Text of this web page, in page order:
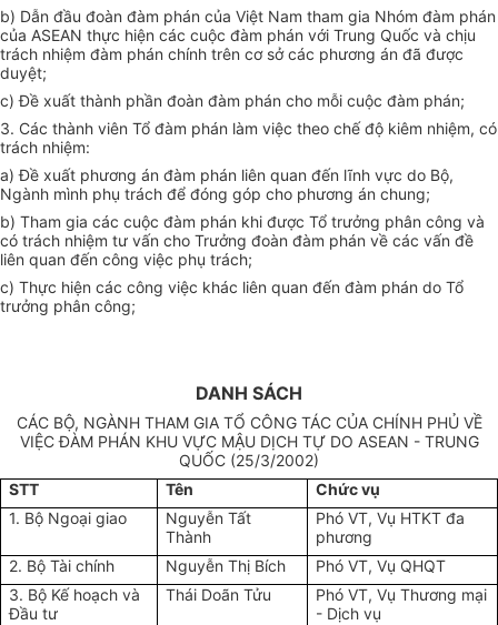
b) Dẫn đầu đoàn đàm phán của Việt Nam tham gia Nhóm đàm phán
của ASEAN thực hiện các cuộc đàm phán với Trung Quốc và chịu
trách nhiệm đàm phán chính trên cơ sở các phương án đã được
duyệt;
c) Đề xuất thành phần đoàn đàm phán cho mỗi cuộc đàm phán;
3. Các thành viên Tổ đàm phán làm việc theo chế độ kiêm nhiệm, có
trách nhiệm:
a) Đề xuất phương án đàm phán liên quan đến lĩnh vực do Bộ,
Ngành mình phụ trách để đóng góp cho phương án chung;
b) Tham gia các cuộc đàm phán khi được Tổ trưởng phân công và
có trách nhiệm tư vấn cho Trưởng đoàn đàm phán về các vấn đề
liên quan đến công việc phụ trách;
c) Thực hiện các công việc khác liên quan đến đàm phán do Tổ
trưởng phân công;
DANH SÁCH
CÁC BỘ, NGÀNH THAM GIA TỔ CÔNG TÁC CỦA CHÍNH PHỦ VỀ
VIỆC ĐÀM PHÁN KHU VỰC MẬU DỊCH TỰ DO ASEAN - TRUNG
QUỐC (25/3/2002)
STT
Tên
Chức vụ
1. Bộ Ngoại giao
Nguyễn Tất
Thành
Phó VT, Vụ HTKT đa
phương
2. Bộ Tài chính
Nguyễn Thị Bích
Phó VT, Vụ QHQT
3. Bộ Kế hoạch và
Đầu tư
Thái Doãn Tửu
Phó VT, Vụ Thương mại
- Dịch vụ